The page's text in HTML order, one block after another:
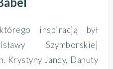
inspiracją był
Szymborskiej
Krystyny Jandy, Danuty